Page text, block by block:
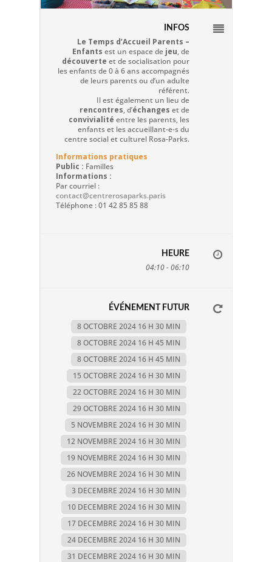
INFOS
Le Temps d’Accueil Parents –
Enfants est un espace de jeu, de
découverte et de socialisation pour
les enfants de 0 à 6 ans accompagnés
de leurs parents ou d’un adulte
référent.
Il est également un lieu de
rencontres, d’échangeset de
convivialité entre les parents, les
enfants et les accueillant-e-s du
centre social et culturel Rosa-Parks.
Informations pratiques
Public : Familles
Informations :
Par courriel :
contact@centrerosaparks.paris
Téléphone : 01 42 85 85 88
HEURE
04:10 - 06:10
ÉVÉNEMENT FUTUR
8 OCTOBRE 2024 16 H 30 MIN
8 OCTOBRE 2024 16 H 45 MIN
8 OCTOBRE 2024 16 H 45 MIN
15 OCTOBRE 2024 16 H 30 MIN
22 OCTOBRE 2024 16 H 30 MIN
29 OCTOBRE 2024 16 H 30 MIN
5 NOVEMBRE 2024 16 H 30 MIN
12 NOVEMBRE 2024 16 H 30 MIN
19 NOVEMBRE 2024 16 H 30 MIN
26 NOVEMBRE 2024 16 H 30 MIN
3 DECEMBRE 2024 16 H 30 MIN
10 DECEMBRE 2024 16 H 30 MIN
17 DECEMBRE 2024 16 H 30 MIN
24 DECEMBRE 2024 16 H 30 MIN
31 DECEMBRE 2024 16 H 30 MIN